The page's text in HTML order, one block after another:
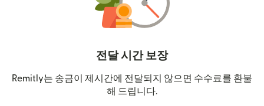
전달 시간 보장
Remitly는 송금이 제시간에 전달되지 않으면 수수료를 환불
해 드립니다.